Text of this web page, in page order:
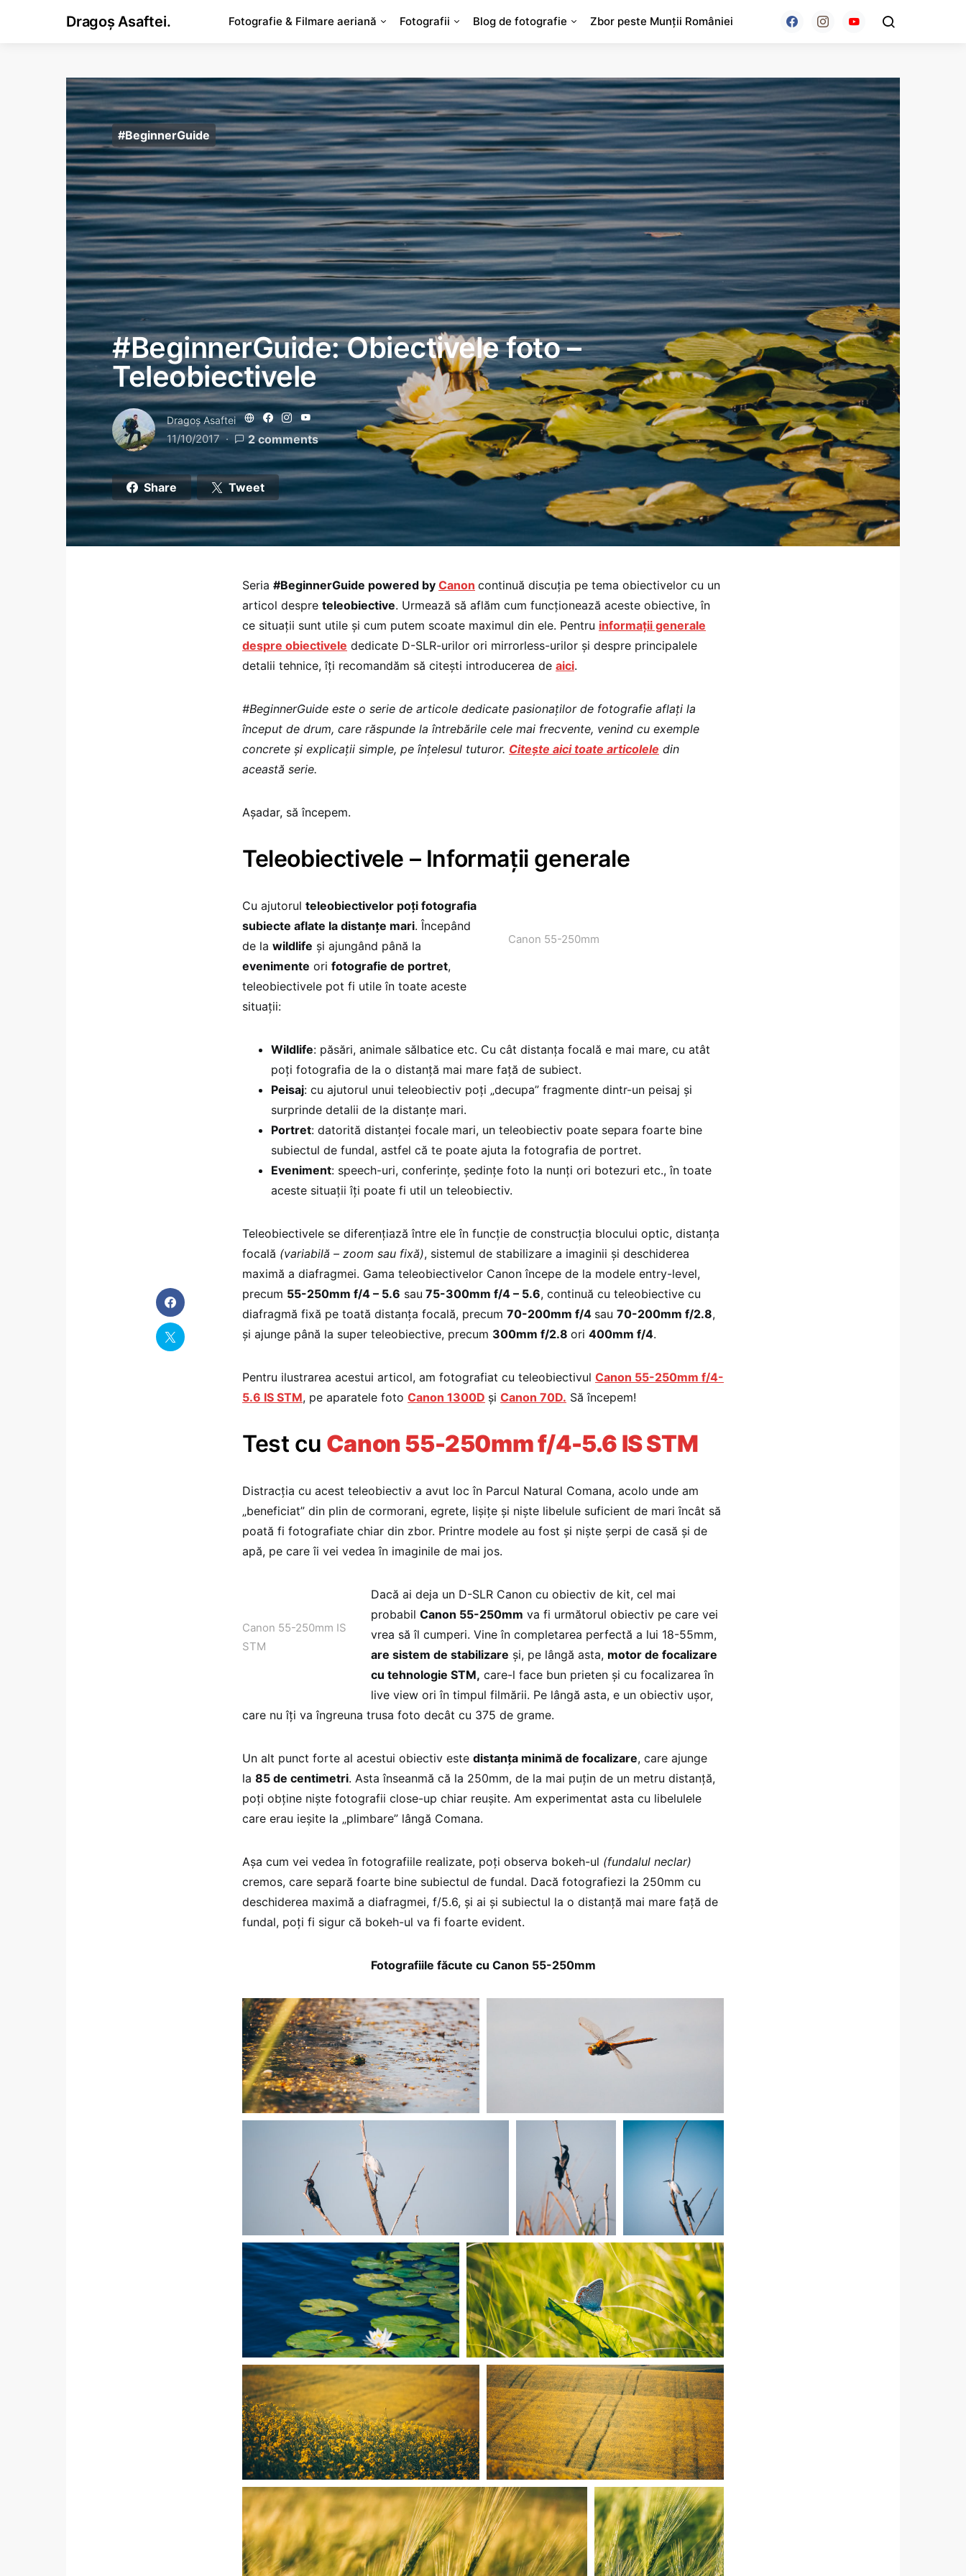
Dragoș Asaftei. Fotografie & Filmare aeriană Fotografii Blog de fotografie Zbor peste Munții României
#BeginnerGuide
#BeginnerGuide: Obiectivele foto –
Teleobiectivele
Dragoş Asaftei
11/10/2017 2 comments
Share Tweet
Seria #BeginnerGuide powered by Canon continuă discuția pe tema obiectivelor cu un
articol despre teleobiective. Urmează să aflăm cum funcționează aceste obiective, în
ce situații sunt utile și cum putem scoate maximul din ele. Pentru informații generale
despre obiectivele dedicate D-SLR-urilor ori mirrorless-urilor și despre principalele
detalii tehnice, îți recomandăm să citești introducerea de aici.
#BeginnerGuide este o serie de articole dedicate pasionaților de fotografie aflați la
început de drum, care răspunde la întrebările cele mai frecvente, venind cu exemple
concrete și explicații simple, pe înțelesul tuturor. Citește aici toate articolele din
această serie.
Așadar, să începem.
Teleobiectivele – Informații generale
Canon 55-250mm
Cu ajutorul teleobiectivelor poți fotografia
subiecte aflate la distanțe mari. Începând
de la wildlife și ajungând până la
evenimente ori fotografie de portret,
teleobiectivele pot fi utile în toate aceste
situații:
Wildlife: păsări, animale sălbatice etc. Cu cât distanța focală e mai mare, cu atât
poți fotografia de la o distanță mai mare față de subiect.
Peisaj: cu ajutorul unui teleobiectiv poți „decupa” fragmente dintr-un peisaj și
surprinde detalii de la distanțe mari.
Portret: datorită distanței focale mari, un teleobiectiv poate separa foarte bine
subiectul de fundal, astfel că te poate ajuta la fotografia de portret.
Eveniment: speech-uri, conferințe, ședințe foto la nunți ori botezuri etc., în toate
aceste situații îți poate fi util un teleobiectiv.
Teleobiectivele se diferențiază între ele în funcție de construcția blocului optic, distanța
focală (variabilă – zoom sau fixă), sistemul de stabilizare a imaginii și deschiderea
maximă a diafragmei. Gama teleobiectivelor Canon începe de la modele entry-level,
precum 55-250mm f/4 – 5.6 sau 75-300mm f/4 – 5.6, continuă cu teleobiective cu
diafragmă fixă pe toată distanța focală, precum 70-200mm f/4 sau 70-200mm f/2.8,
și ajunge până la super teleobiective, precum 300mm f/2.8 ori 400mm f/4.
Pentru ilustrarea acestui articol, am fotografiat cu teleobiectivul Canon 55-250mm f/4-
5.6 IS STM, pe aparatele foto Canon 1300D și Canon 70D. Să începem!
Test cu Canon 55-250mm f/4-5.6 IS STM
Distracția cu acest teleobiectiv a avut loc în Parcul Natural Comana, acolo unde am
„beneficiat” din plin de cormorani, egrete, lișițe și niște libelule suficient de mari încât să
poată fi fotografiate chiar din zbor. Printre modele au fost și niște șerpi de casă și de
apă, pe care îi vei vedea în imaginile de mai jos.
Canon 55-250mm IS
STM
Dacă ai deja un D-SLR Canon cu obiectiv de kit, cel mai
probabil Canon 55-250mm va fi următorul obiectiv pe care vei
vrea să îl cumperi. Vine în completarea perfectă a lui 18-55mm,
are sistem de stabilizare și, pe lângă asta, motor de focalizare
cu tehnologie STM, care-l face bun prieten și cu focalizarea în
live view ori în timpul filmării. Pe lângă asta, e un obiectiv ușor,
care nu îți va îngreuna trusa foto decât cu 375 de grame.
Un alt punct forte al acestui obiectiv este distanța minimă de focalizare, care ajunge
la 85 de centimetri. Asta înseanmă că la 250mm, de la mai puțin de un metru distanță,
poți obține niște fotografii close-up chiar reușite. Am experimentat asta cu libelulele
care erau ieșite la „plimbare” lângă Comana.
Așa cum vei vedea în fotografiile realizate, poți observa bokeh-ul (fundalul neclar)
cremos, care separă foarte bine subiectul de fundal. Dacă fotografiezi la 250mm cu
deschiderea maximă a diafragmei, f/5.6, și ai și subiectul la o distanță mai mare față de
fundal, poți fi sigur că bokeh-ul va fi foarte evident.
Fotografiile făcute cu Canon 55-250mm